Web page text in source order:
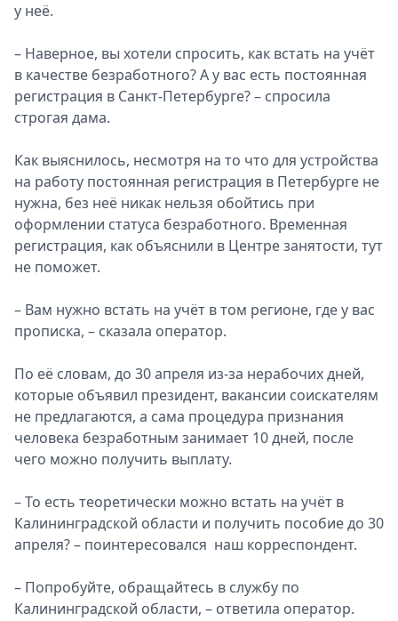
у неё.
– Наверное, вы хотели спросить, как встать на учёт
в качестве безработного? А у вас есть постоянная
регистрация в Санкт-Петербурге? – спросила
строгая дама.
Как выяснилось, несмотря на то что для устройства
на работу постоянная регистрация в Петербурге не
нужна, без неё никак нельзя обойтись при
оформлении статуса безработного. Временная
регистрация, как объяснили в Центре занятости, тут
не поможет.
– Вам нужно встать на учёт в том регионе, где у вас
прописка, – cказала оператор.
По её словам, до 30 апреля из-за нерабочих дней,
которые объявил президент, вакансии соискателям
не предлагаются, а сама процедура признания
человека безработным занимает 10 дней, после
чего можно получить выплату.
– То есть теоретически можно встать на учёт в
Калининградской области и получить пособие до 30
апреля? – поинтересовался наш корреспондент.
– Попробуйте, обращайтесь в службу по
Калининградской области, – ответила оператор.